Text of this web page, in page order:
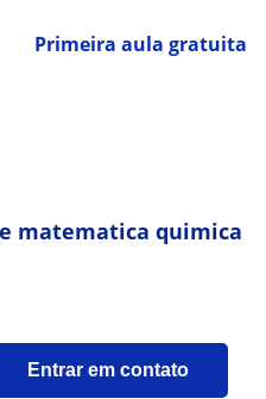
Primeira aula gratuita
matematica quimica
Entrar em contato